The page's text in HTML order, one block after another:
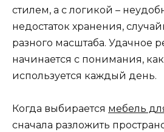
стилем, а с логикой –
недостаток хранения,
разного масштаба. Удачное
начинается с понимания,
используется каждый день.
Когда выбирается мебель
сначала разложить